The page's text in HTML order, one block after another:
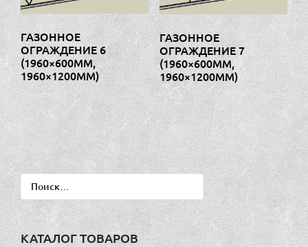
ГАЗОННОЕ
ОГРАЖДЕНИЕ 6
(1960×600ММ,
1960×1200ММ)
ГАЗОННОЕ
ОГРАЖДЕНИЕ 7
(1960×600ММ,
1960×1200ММ)
Найти:
КАТАЛОГ ТОВАРОВ